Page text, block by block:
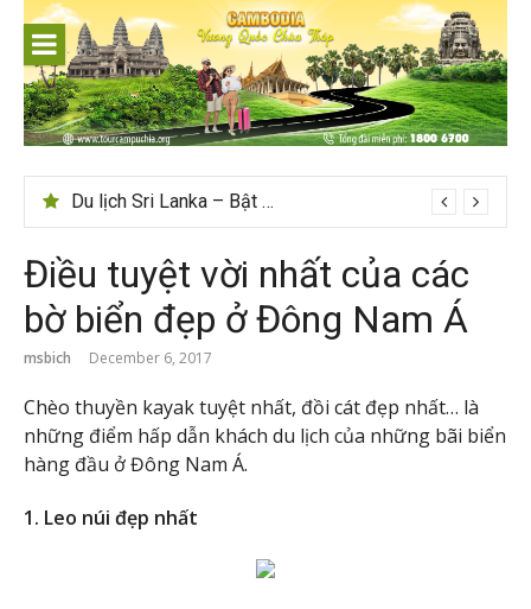
content
Du lịch Sri Lanka – Bật mí nên đi mùa nào đẹp
Điều tuyệt vời nhất của các
bờ biển đẹp ở Đông Nam Á
msbich December 6, 2017
Chèo thuyền kayak tuyệt nhất, đồi cát đẹp nhất… là
những điểm hấp dẫn khách du lịch của những bãi biển
hàng đầu ở Đông Nam Á.
1. Leo núi đẹp nhất